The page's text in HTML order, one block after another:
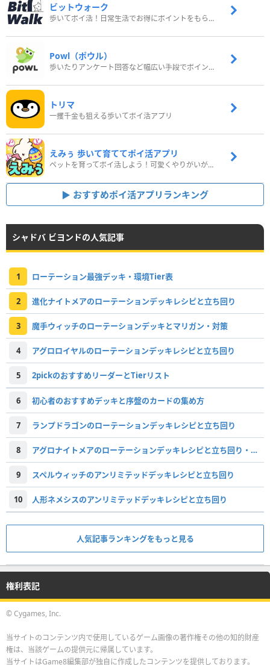
ビットウォーク
歩いてポイ活！日常生活でお得にポイントをもらおう
Powl（ポウル）
歩いたりアンケート回答など幅広い手段でポイントをゲット
トリマ
一攫千金も狙える歩いてポイ活アプリ
えみぅ 歩いて育ててポイ活アプリ
ペットを育ってポイ活しよう！可愛くやりがいがある新感覚アプリ
おすすめポイ活アプリランキング
シャドバ ビヨンドの人気記事
1 ローテーション最強デッキ・環境Tier表
2 進化ナイトメアのローテーションデッキレシピと立ち回り
3 魔手ウィッチのローテーションデッキとマリガン・対策
4 アグロロイヤルのローテーションデッキレシピと立ち回り
5 2pickのおすすめリーダーとTierリスト
6 初心者のおすすめデッキと序盤のカードの集め方
7 ランプドラゴンのローテーションデッキレシピと立ち回り
8 アグロナイトメアのローテーションデッキレシピと立ち回り・対策
9 スペルウィッチのアンリミテッドデッキレシピと立ち回り
10 人形ネメシスのアンリミテッドデッキレシピと立ち回り
人気記事ランキングをもっと見る
権利表記
© Cygames, Inc.
当サイトのコンテンツ内で使用しているゲーム画像の著作権その他の知的財産
権は、当該ゲームの提供元に帰属しています。
当サイトはGame8編集部が独自に作成したコンテンツを提供しております。